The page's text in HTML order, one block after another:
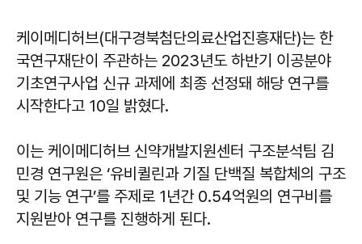
케이메디허브(대구경북첨단의료산업진흥재단)는 한
국연구재단이 주관하는 2023년도 하반기 이공분야
기초연구사업 신규 과제에 최종 선정돼 해당 연구를
시작한다고 10일 밝혔다.
이는 케이메디허브 신약개발지원센터 구조분석팀 김
민경 연구원은 ‘유비퀼린과 기질 단백질 복합체의 구조
및 기능 연구’를 주제로 1년간 0.54억원의 연구비를
지원받아 연구를 진행하게 된다.